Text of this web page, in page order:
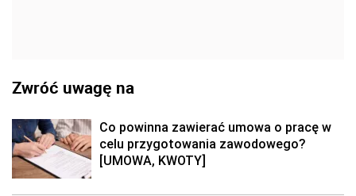
Zwróć uwagę na
Co powinna zawierać umowa o pracę w
celu przygotowania zawodowego?
[UMOWA, KWOTY]